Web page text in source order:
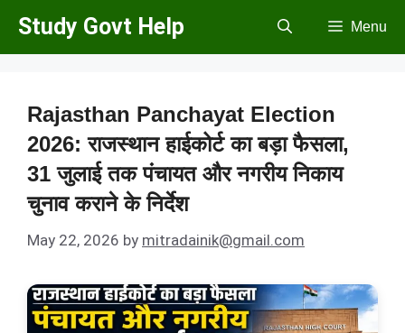
Skip
Study Govt Help Menu
Rajasthan Panchayat Election
2026: राजस्थान हाईकोर्ट का बड़ा फैसला,
31 जुलाई तक पंचायत और नगरीय निकाय
चुनाव कराने के निर्देश
May 22, 2026 by mitradainik@gmail.com